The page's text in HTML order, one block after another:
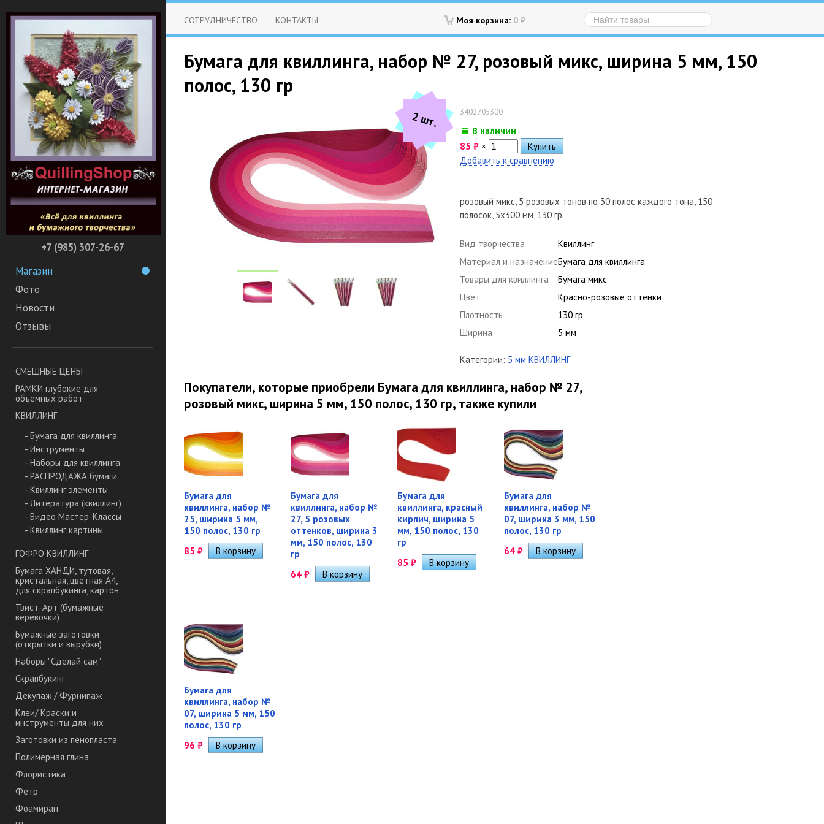
+7 (985) 307-26-67
Магазин
Фото
Новости
Отзывы
СМЕШНЫЕ ЦЕНЫ
РАМКИ глубокие для
объёмных работ
КВИЛЛИНГ
- Бумага для квиллинга
- Инструменты
- Наборы для квиллинга
- РАСПРОДАЖА бумаги
- Квиллинг элементы
- Литература (квиллинг)
- Видео Мастер-Классы
- Квиллинг картины
ГОФРО КВИЛЛИНГ
Бумага ХАНДИ, тутовая,
кристальная, цветная А4,
для скрапбукинга, картон
Твист-Арт (бумажные
веревочки)
Бумажные заготовки
(открытки и вырубки)
Наборы "Сделай сам"
Скрапбукинг
Декупаж / Фурнипаж
Клеи/ Краски и
инструменты для них
Заготовки из пенопласта
Полимерная глина
Флористика
Фетр
Фоамиран
Моя корзина: 0 ₽
СОТРУДНИЧЕСТВО КОНТАКТЫ
Бумага для квиллинга, набор № 27, розовый микс, ширина 5 мм, 150
полос, 130 гр
2 шт. 3402705300
В наличии
85 ₽ ×
Добавить к сравнению
розовый микс, 5 розовых тонов по 30 полос каждого тона, 150
полосок, 5х300 мм, 130 гр.
Вид творчества
Квиллинг
Материал и назначениеБумага для квиллинга
Товары для квиллинга
Бумага микс
Цвет
Красно-розовые оттенки
Плотность
130 гр.
Ширина
5 мм
Категории: 5 мм КВИЛЛИНГ
Покупатели, которые приобрели Бумага для квиллинга, набор № 27,
розовый микс, ширина 5 мм, 150 полос, 130 гр, также купили
Бумага для
квиллинга, набор №
25, ширина 5 мм,
150 полос, 130 гр
85 ₽
Бумага для
квиллинга, набор №
27, 5 розовых
оттенков, ширина 3
мм, 150 полос, 130
гр
64 ₽
Бумага для
квиллинга, красный
кирпич, ширина 5
мм, 150 полос, 130
гр
85 ₽
Бумага для
квиллинга, набор №
07, ширина 3 мм, 150
полос, 130 гр
64 ₽
Бумага для
квиллинга, набор №
07, ширина 5 мм, 150
полос, 130 гр
96 ₽